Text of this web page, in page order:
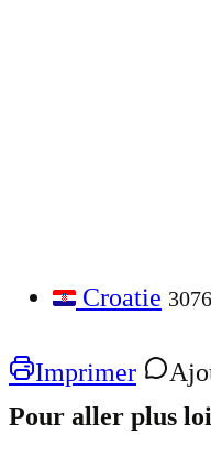
Croatie
Imprimer
Pour aller plus